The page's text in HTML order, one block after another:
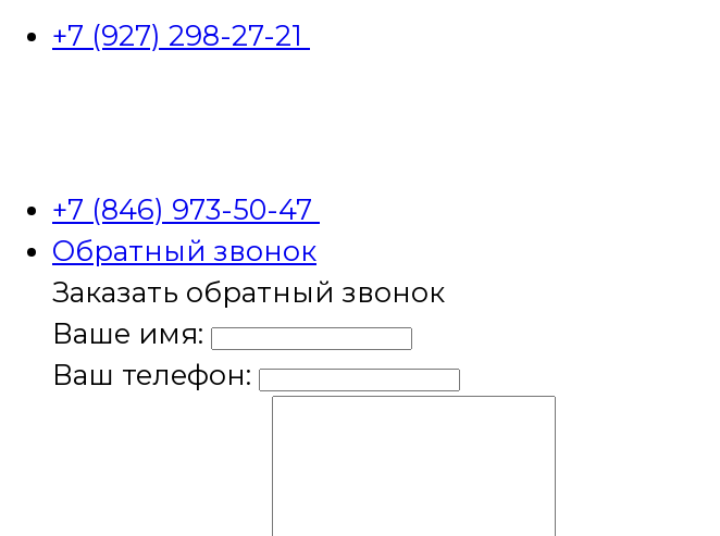
+7 (927) 298-27-21
+7 (846) 973-50-47
Обратный звонок
Заказать обратный звонок
Ваше имя:
Ваш телефон: